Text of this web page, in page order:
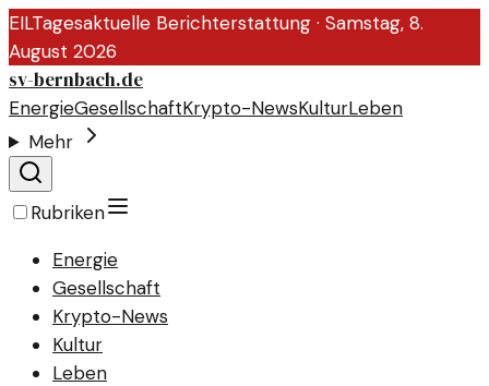
EILTagesaktuelle Berichterstattung · Samstag, 8.
August 2026
sv-bernbach.de
EnergieGesellschaftKrypto-NewsKulturLeben
Mehr
Rubriken
Energie
Gesellschaft
Krypto-News
Kultur
Leben